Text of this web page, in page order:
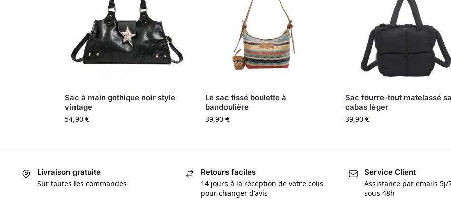
Sac à main gothique noir style
vintage
54,90 €
Le sac tissé boulette à
bandoulière
39,90 €
Sac fourre-tout matelassé
cabas léger
39,90€
Livraison gratuite
Sur toutes les commandes
Retours faciles
14 jours à la réception de votre colis
pour changer d'avis
Service Client
Assistance par emails 5j/
sous 48h